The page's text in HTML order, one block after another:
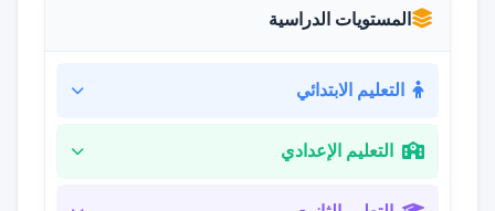
المستويات الدراسية
التعليم الابتدائي
التعليم الإعدادي